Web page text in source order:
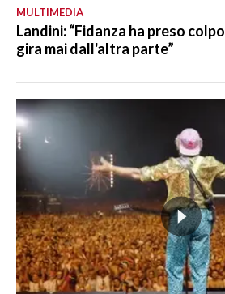
MULTIMEDIA
Landini: “Fidanza ha preso
gira mai dall'altra parte”